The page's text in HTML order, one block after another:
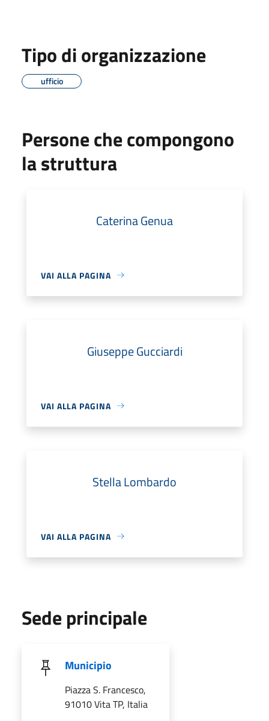
Tipo di organizzazione
ufficio
Persone che compongono
la struttura
Caterina Genua
VAI ALLA PAGINA
Giuseppe Gucciardi
VAI ALLA PAGINA
Stella Lombardo
VAI ALLA PAGINA
Sede principale
Municipio
Piazza S. Francesco,
91010 Vita TP, Italia